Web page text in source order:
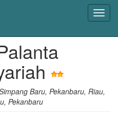
Baru, Pekanbaru, Riau,
Pekanbaru